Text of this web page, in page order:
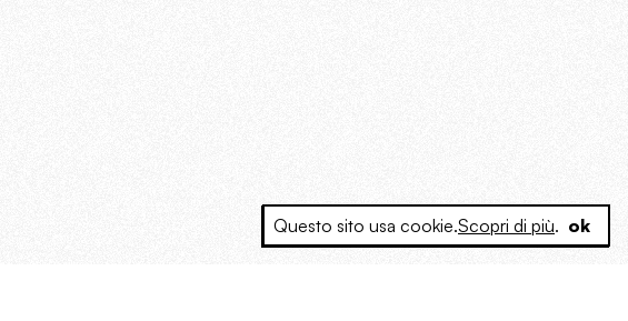
Questo sito usa cookie.Scopri di più. ok